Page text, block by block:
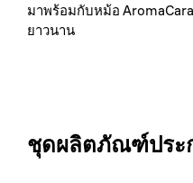
มาพร้อมกับหม้อ
ยาวนาน
ชุดผลิตภัณฑ์ประ